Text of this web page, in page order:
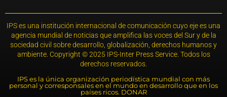
IPS es una institución internacional de comunicación cuyo eje es una
agencia mundial de noticias que amplifica las voces del Sur y de la
sociedad civil sobre desarrollo, globalización, derechos humanos y
ambiente. Copyright © 2025 IPS-Inter Press Service. Todos los
derechos reservados.
IPS es la única organización periodística mundial con más
personal y corresponsales en el mundo en desarrollo que en los
países ricos. DONAR